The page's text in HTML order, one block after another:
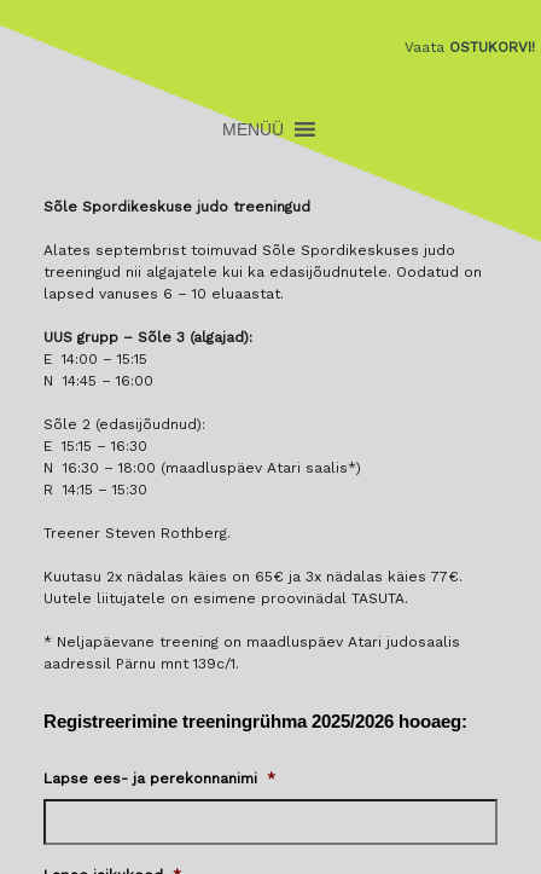
Vaata OSTUKORVI!
Sõle Spordikeskuse judo treeningud
Alates septembrist toimuvad Sõle Spordikeskuses judo
treeningud nii algajatele kui ka edasijõudnutele. Oodatud on
lapsed vanuses 6 – 10 eluaastat.
UUS grupp – Sõle 3 (algajad):
E 14:00 – 15:15
N 14:45 – 16:00
Sõle 2 (edasijõudnud):
E 15:15 – 16:30
N 16:30 – 18:00 (maadluspäev Atari saalis*)
R 14:15 – 15:30
Treener Steven Rothberg.
Kuutasu 2x nädalas käies on 65€ ja 3x nädalas käies 77€.
Uutele liitujatele on esimene proovinädal TASUTA.
* Neljapäevane treening on maadluspäev Atari judosaalis
aadressil Pärnu mnt 139c/1.
Registreerimine treeningrühma 2025/2026 hooaeg:
Lapse ees- ja perekonnanimi *